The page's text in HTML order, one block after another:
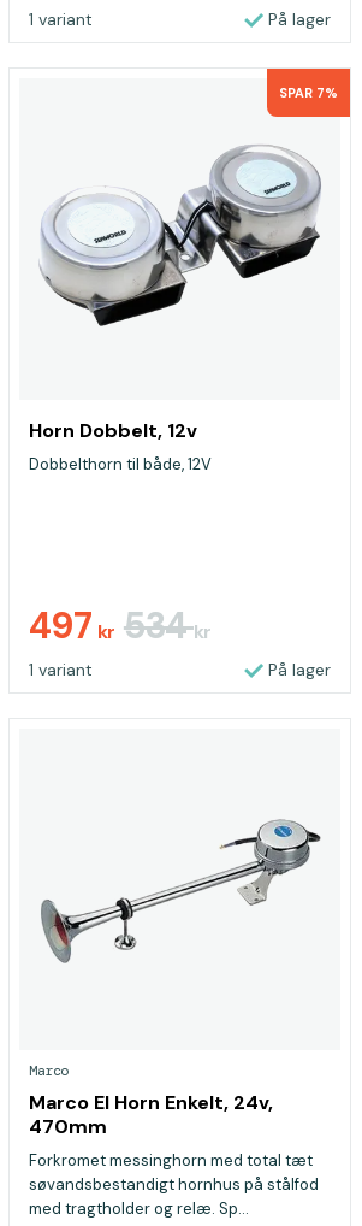
1 variant På lager
SPAR 7%
Horn Dobbelt, 12v
Dobbelthorn til både, 12V
497 kr 534kr
1 variant På lager
Marco
Marco El Horn Enkelt, 24v,
470mm
Forkromet messinghorn med total tæt
søvandsbestandigt hornhus på stålfod
med tragtholder og relæ. Sp...